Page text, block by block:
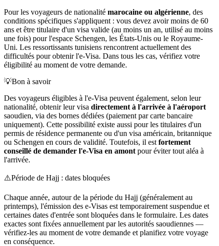
Pour les voyageurs de nationalité marocaine ou algérienne, des
conditions spécifiques s'appliquent : vous devez avoir moins de 60
ans et être titulaire d'un visa valide (au moins un an, utilisé au moins
une fois) pour l'espace Schengen, les États-Unis ou le Royaume-
Uni. Les ressortissants tunisiens rencontrent actuellement des
difficultés pour obtenir l'e-Visa. Dans tous les cas, vérifiez votre
éligibilité au moment de votre demande.
💡Bon à savoir
Des voyageurs éligibles à l'e-Visa peuvent également, selon leur
nationalité, obtenir leur visa directement à l'arrivée à l'aéroport
saoudien, via des bornes dédiées (paiement par carte bancaire
uniquement). Cette possibilité existe aussi pour les titulaires d'un
permis de résidence permanente ou d'un visa américain, britannique
ou Schengen en cours de validité. Toutefois, il est fortement
conseillé de demander l'e-Visa en amont pour éviter tout aléa à
l'arrivée.
⚠️Période de Hajj : dates bloquées
Chaque année, autour de la période du Hajj (généralement au
printemps), l'émission des e-Visas est temporairement suspendue et
certaines dates d'entrée sont bloquées dans le formulaire. Les dates
exactes sont fixées annuellement par les autorités saoudiennes —
vérifiez-les au moment de votre demande et planifiez votre voyage
en conséquence.